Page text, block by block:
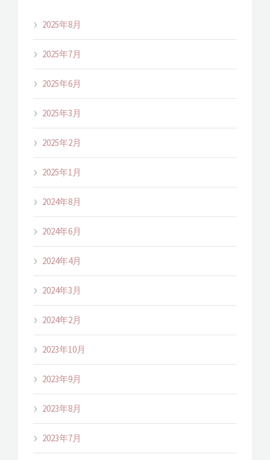
2025年8月
2025年7月
2025年6月
2025年3月
2025年2月
2025年1月
2024年8月
2024年6月
2024年4月
2024年3月
2024年2月
2023年10月
2023年9月
2023年8月
2023年7月